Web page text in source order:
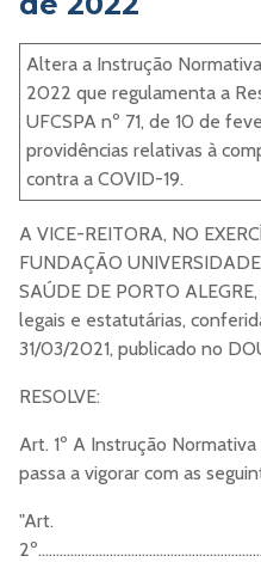
Altera a Instrução
2022 que regulamenta a
UFCSPA nº 71, de 10 de
providências relativas à
contra a COVID-19.
A VICE-REITORA, NO
FUNDAÇÃO
SAÚDE DE PORTO
legais e estatutárias,
31/03/2021, publicado no
RESOLVE:
Art. 1º A Instrução
passa a vigorar com as
"Art.